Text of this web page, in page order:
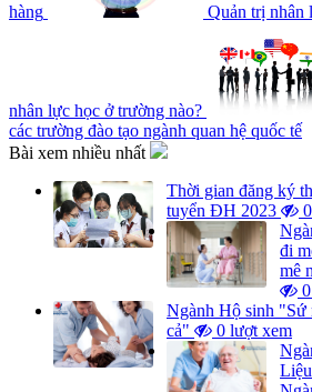
hàng Quản trị nhân
nhân lực học ở trường nào?
các trường đào tạo ngành quan hệ quốc tế
Bài xem nhiều nhất
Thời gian đăng ký
tuyển ĐH 2023
đi
mê
Ngành Hộ sinh "Sứ
cả"
0 lượt xem